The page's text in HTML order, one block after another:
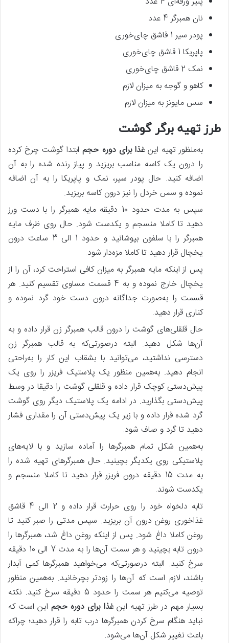
نان همبرگر 4 عدد
پودر سیر 1 قاشق چای‌خوری
پاپریکا 1 قاشق چای‌خوری
نمک 2 قاشق چای‌خوری
کاهو و گوجه به میزان لازم
سس مایونز به میزان لازم
طرز تهیه برگر گوشت
به‌منظور تهیه اینغذا برای دوره حجمابتدا گوشت چرخ کرده
را درون یک کاسه مناسب بریزید و پیاز رنده شده را به آن
اضافه کنید. حال پودر سیر، نمک و پاپریکا را به آن اضافه
نموده و سس خردل را نیز درون کاسه بریزید.
سپس به مدت حدود 10 دقیقه مایه همبرگر را با دست ورز
دهید تا کاملا منسجم و یکدست شود. حال روی ظرف مایه
همبرگر را با سلفون بپوشانید و حدود 1 الی 3 ساعت درون
یخچال قرار دهید تا کاملا مزه‌دار شود.
پس‌ از اینکه مایه همبرگر به میزان کافی استراحت کرد، آن را از
یخچال خارج نموده و به 4 قسمت مساوی تقسیم کنید. هر
قسمت را به‌صورت جداگانه درون دست خود گرد نموده و
کناری قرار دهید.
حال قلقلی‌های گوشت را درون قالب همبرگر زن قرار داده و به
آن‌ها شکل دهید. البته درصورتی‌که به قالب همبرگر زن
دسترسی نداشتید، می‌توانید با بشقاب این کار را به‌راحتی
انجام دهید. به‌همین منظور یک پلاستیک فریزر را روی یک
پیش‌دستی کوچک قرار داده و قلقلی گوشت را دقیقا در وسط
پیش‌دستی بگذارید. در ادامه یک پلاستیک دیگر روی گوشت
گرد شده قرار داده و با زیر یک پیش‌دستی آن را مقداری فشار
دهید تا گرد و صاف شود.
به‌همین شکل تمام همبرگرها را آماده سازید و با لایه‌های
پلاستیکی روی یکدیگر بچینید. حال همبرگرهای تهیه شده را
به مدت 15 دقیقه درون فریزر قرار دهید تا کاملا منسجم و
یکدست شوند.
تابه دلخواه خود را روی حرارت قرار داده و 2 الی 4 قاشق
غذاخوری روغن درون آن بریزید. سپس مدتی را صبر کنید تا
روغن کاملا داغ شود. پس‌ از اینکه روغن داغ شد، همبرگرها را
درون تابه بچینید و هر سمت آن‌ها را به مدت 7 الی 10 دقیقه
سرخ کنید. البته درصورتی‌که می‌خواهید همبرگرها کمی آبدار
باشند، لازم است که آن‌ها را زودتر بچرخانید. به‌همین منظور
توصیه می‌کنیم هر سمت را حدود 5 دقیقه سرخ کنید. نکته
بسیار مهم در طرز تهیه اینغذا برای دوره حجماین است که
نباید هنگام سرخ کردن همبرگرها درب تابه را قرار دهید؛ چراکه
باعث تغییر شکل آن‌ها می‌شود.